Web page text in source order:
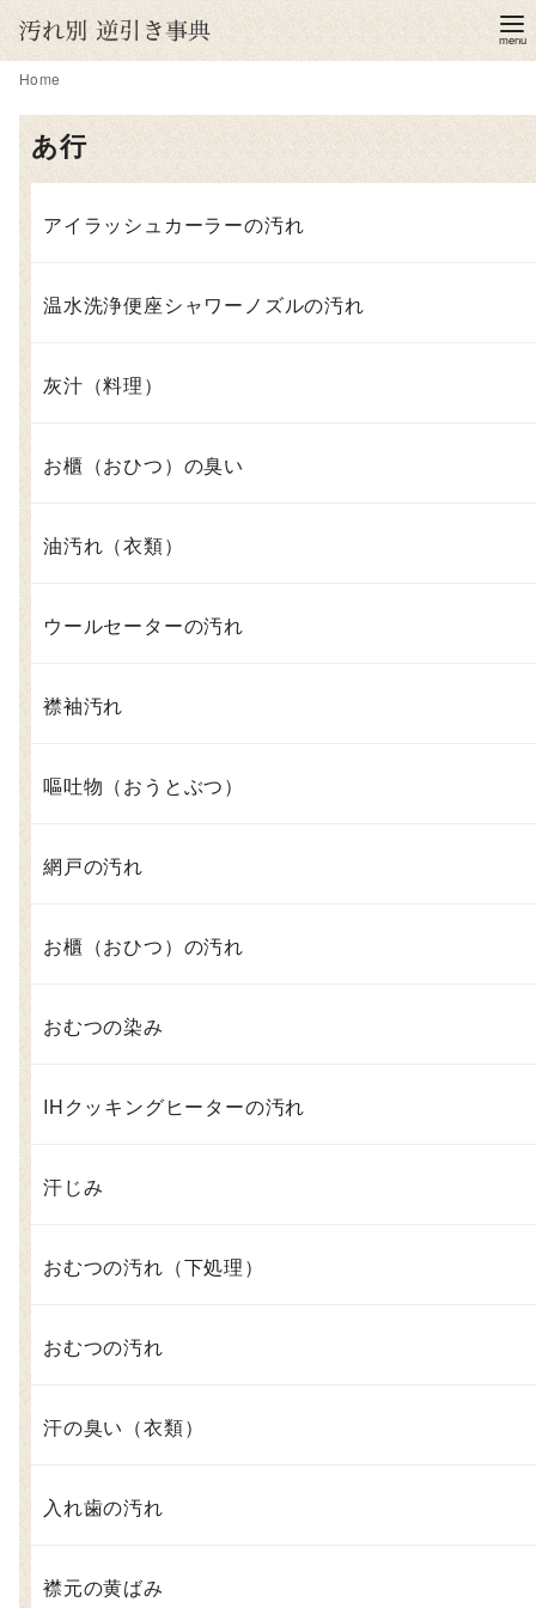
Home
あ行
アイラッシュカーラーの汚れ
温水洗浄便座シャワーノズルの汚れ
灰汁（料理）
お櫃（おひつ）の臭い
油汚れ（衣類）
ウールセーターの汚れ
襟袖汚れ
嘔吐物（おうとぶつ）
網戸の汚れ
お櫃（おひつ）の汚れ
おむつの染み
IHクッキングヒーターの汚れ
汗じみ
おむつの汚れ（下処理）
おむつの汚れ
汗の臭い（衣類）
入れ歯の汚れ
襟元の黄ばみ